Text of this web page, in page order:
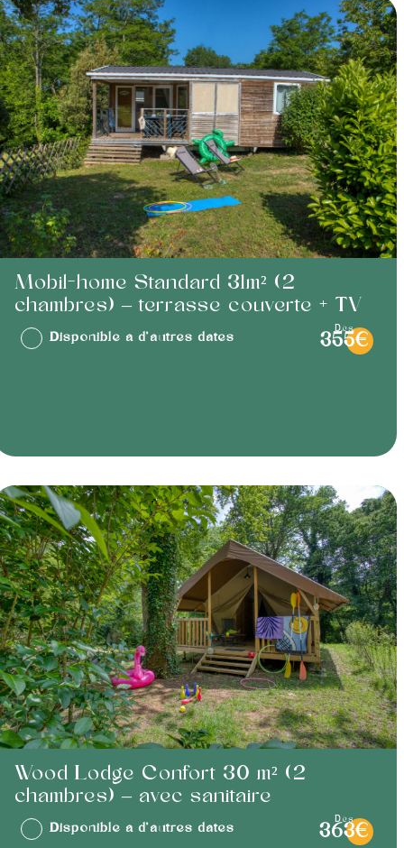
Wood Lodge Confort 30 m² (2
chambres) – avec sanitaire
Disponible à d'autres dates
dès
363€
Mobil-home Standard 31m² (2
chambres) – terrasse couverte + TV
Disponible à d'autres dates
dès
355€